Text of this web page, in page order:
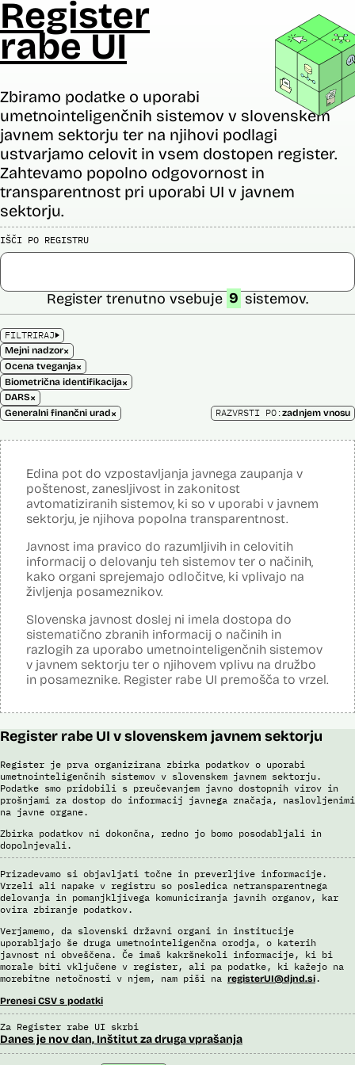
Register
rabe UI
Zbiramo podatke o uporabi
umetnointeligenčnih sistemov v slovenskem
javnem sektorju ter na njihovi podlagi
ustvarjamo celovit in vsem dostopen register.
Zahtevamo popolno odgovornost in
transparentnost pri uporabi UI v javnem
sektorju.
IŠČI PO REGISTRU
FILTRIRAJ
Mejni nadzor×
Ocena tveganja×
Biometrična identifikacija×
DARS×
Generalni finančni urad×
Register trenutno vsebuje 9 sistemov.
RAZVRSTI PO:zadnjem vnosu
Edina pot do vzpostavljanja javnega zaupanja v
poštenost, zanesljivost in zakonitost
avtomatiziranih sistemov, ki so v uporabi v javnem
sektorju, je njihova popolna transparentnost.
Javnost ima pravico do razumljivih in celovitih
informacij o delovanju teh sistemov ter o načinih,
kako organi sprejemajo odločitve, ki vplivajo na
življenja posameznikov.
Slovenska javnost doslej ni imela dostopa do
sistematično zbranih informacij o načinih in
razlogih za uporabo umetnointeligenčnih sistemov
v javnem sektorju ter o njihovem vplivu na družbo
in posameznike. Register rabe UI premošča to vrzel.
Register rabe UI v slovenskem javnem sektorju
Register je prva organizirana zbirka podatkov o uporabi
umetnointeligenčnih sistemov v slovenskem javnem sektorju.
Podatke smo pridobili s preučevanjem javno dostopnih virov in
prošnjami za dostop do informacij javnega značaja, naslovljenimi
na javne organe.
Zbirka podatkov ni dokončna, redno jo bomo posodabljali in
dopolnjevali.
Prizadevamo si objavljati točne in preverljive informacije.
Vrzeli ali napake v registru so posledica netransparentnega
delovanja in pomanjkljivega komuniciranja javnih organov, kar
ovira zbiranje podatkov.
Verjamemo, da slovenski državni organi in institucije
uporabljajo še druga umetnointeligenčna orodja, o katerih
javnost ni obveščena. Če imaš kakršnekoli informacije, ki bi
morale biti vključene v register, ali pa podatke, ki kažejo na
morebitne netočnosti v njem, nam piši na registerUI@djnd.si.
Prenesi CSV s podatki
Za Register rabe UI skrbi
Danes je nov dan, Inštitut za druga vprašanja